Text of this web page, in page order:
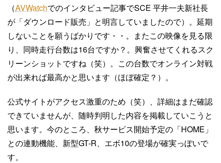
（AVWatchでのインタビュー記事でSCE 平井一夫新社長
が「ダウンロード販売」と明言していましたので）。延期
しないことを願うばかりです・・。またこの映像を見る限
り、同時走行台数は16台ですか？。興奮させてくれるスク
リーンショットですね（笑）。この台数でオンライン対戦
が出来れば最高かと思います（ほぼ確定？）。
公式サイトがアクセス激重のため（笑）、詳細はまだ確認
できていませんが、随時判明した内容を掲載していこうと
思います。今のところ、秋サービス開始予定の「HOME」
との連動機能、新型GT-R、エボ10の登場が確実っぽいで
す。